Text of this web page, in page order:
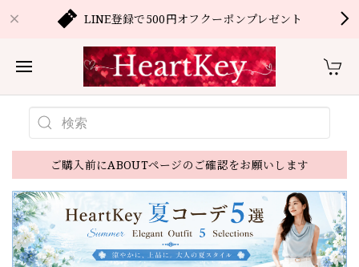
LINE登録で500円オフクーポンプレゼント
ご購入前にABOUTページのご確認をお願いします